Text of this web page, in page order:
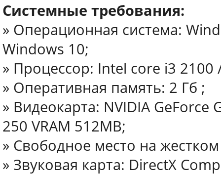
Системные требования:
» Операционная система:
Windows 10;
» Процессор: Intel core i3 2100
» Оперативная память: 2 Гб ;
» Видеокарта: NVIDIA GeForce
250 VRAM 512MB;
» Свободное место на
» Звуковая карта: DirectX